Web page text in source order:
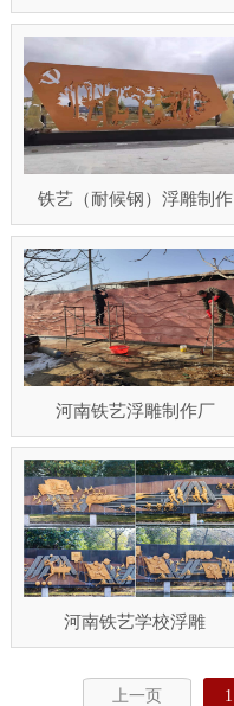
铁艺（耐候钢）浮雕制作
河南铁艺浮雕制作厂
河南铁艺学校浮雕
上一页 1